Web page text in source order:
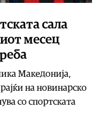
сала
месец
Македонија,
на новинарско
со спортската